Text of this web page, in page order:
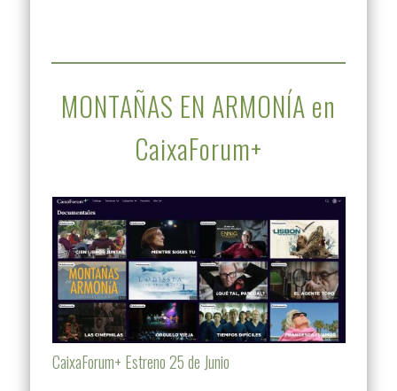
MONTAÑAS EN ARMONÍA en
CaixaForum+
CaixaForum+ Estreno 25 de Junio